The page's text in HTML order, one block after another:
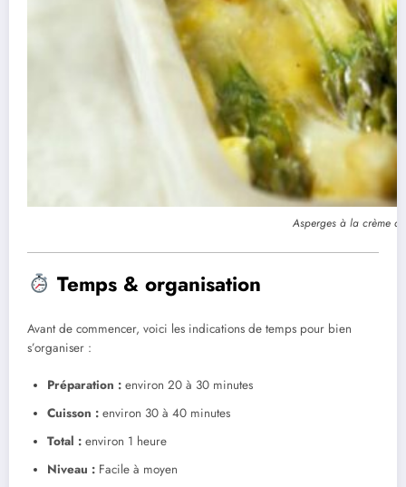
Asperges à la crème
Temps & organisation
Avant de commencer, voici les indications de temps pour bien
s’organiser :
Préparation : environ 20 à 30 minutes
Cuisson : environ 30 à 40 minutes
Total : environ 1 heure
Niveau : Facile à moyen